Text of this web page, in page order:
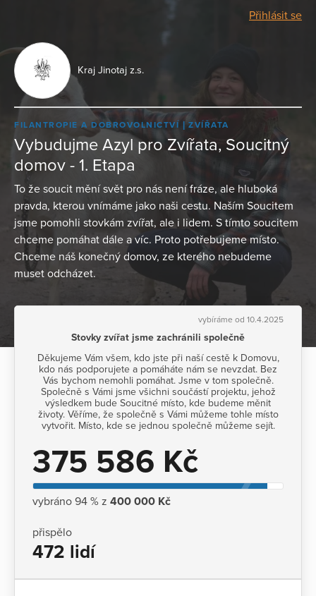
Přihlásit se
Kraj Jinotaj z.s.
FILANTROPIE A DOBROVOLNICTVÍ ZVÍŘATA
Vybudujme Azyl pro Zvířata, Soucitný
domov - 1. Etapa
To že soucit mění svět pro nás není fráze, ale hluboká
pravda, kterou vnímáme jako naši cestu. Naším Soucitem
jsme pomohli stovkám zvířat, ale i lidem. S tímto soucitem
chceme pomáhat dále a víc. Proto potřebujeme místo.
Chceme náš konečný domov, ze kterého nebudeme
muset odcházet.
vybíráme od 10.4.2025
Stovky zvířat jsme zachránili společně
Děkujeme Vám všem, kdo jste při naší cestě k Domovu,
kdo nás podporujete a pomáháte nám se nevzdat. Bez
Vás bychom nemohli pomáhat. Jsme v tom společně.
Společně s Vámi jsme všichni součástí projektu, jehož
výsledkem bude Soucitné místo, kde budeme měnit
životy. Věříme, že společně s Vámi můžeme tohle místo
vytvořit. Místo, kde se jednou společně můžeme sejít.
375 586 Kč
vybráno 94 % z 400 000 Kč
přispělo
472 lidí